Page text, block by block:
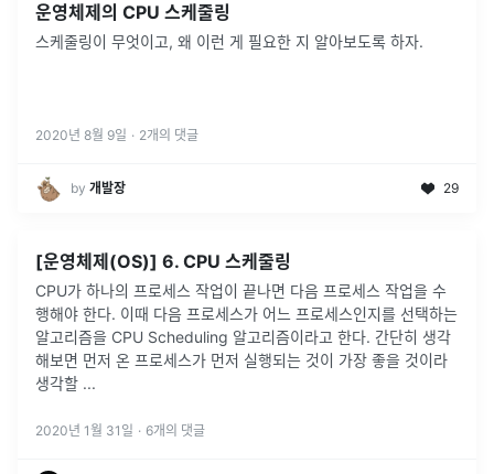
운영체제의 CPU 스케줄링
스케줄링이 무엇이고, 왜 이런 게 필요한 지 알아보도록 하자.
2020년 8월 9일 · 2개의 댓글
by 개발장 29
[운영체제(OS)] 6. CPU 스케줄링
CPU가 하나의 프로세스 작업이 끝나면 다음 프로세스 작업을 수
행해야 한다. 이때 다음 프로세스가 어느 프로세스인지를 선택하는
알고리즘을 CPU Scheduling 알고리즘이라고 한다. 간단히 생각
해보면 먼저 온 프로세스가 먼저 실행되는 것이 가장 좋을 것이라
생각할 ...
2020년 1월 31일 · 6개의 댓글